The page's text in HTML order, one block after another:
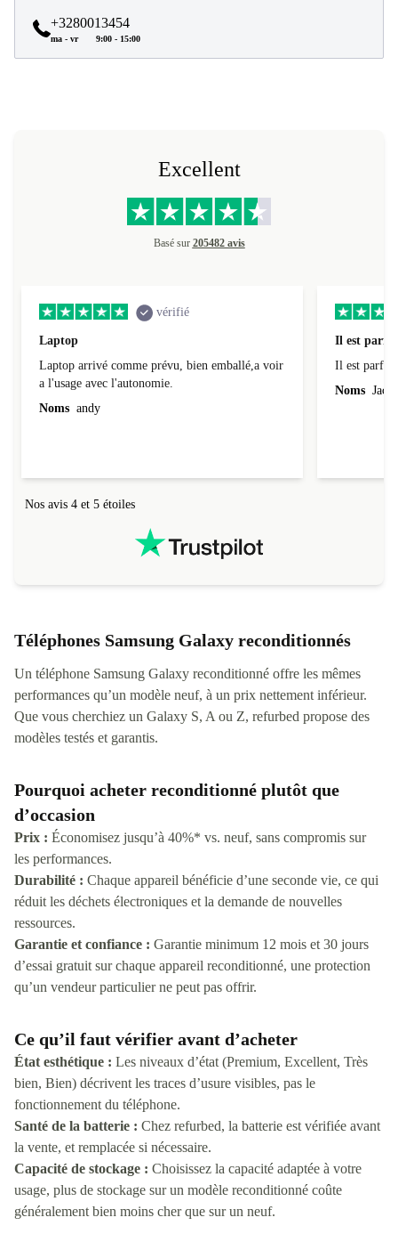
+3280013454
ma - vr 9:00 - 15:00
Excellent
Basé sur 205482 avis
vérifié
Laptop
Laptop arrivé comme prévu, bien emballé,a voir
a l'usage avec l'autonomie.
Noms andy
Il est
Il est parfait
Noms
Nos avis 4 et 5 étoiles
Téléphones Samsung Galaxy reconditionnés
Un téléphone Samsung Galaxy reconditionné offre les mêmes
performances qu’un modèle neuf, à un prix nettement inférieur.
Que vous cherchiez un Galaxy S, A ou Z, refurbed propose des
modèles testés et garantis.
Pourquoi acheter reconditionné plutôt que
d’occasion
Prix : Économisez jusqu’à 40%* vs. neuf, sans compromis sur
les performances.
Durabilité : Chaque appareil bénéficie d’une seconde vie, ce qui
réduit les déchets électroniques et la demande de nouvelles
ressources.
Garantie et confiance : Garantie minimum 12 mois et 30 jours
d’essai gratuit sur chaque appareil reconditionné, une protection
qu’un vendeur particulier ne peut pas offrir.
Ce qu’il faut vérifier avant d’acheter
État esthétique : Les niveaux d’état (Premium, Excellent, Très
bien, Bien) décrivent les traces d’usure visibles, pas le
fonctionnement du téléphone.
Santé de la batterie : Chez refurbed, la batterie est vérifiée avant
la vente, et remplacée si nécessaire.
Capacité de stockage : Choisissez la capacité adaptée à votre
usage, plus de stockage sur un modèle reconditionné coûte
généralement bien moins cher que sur un neuf.